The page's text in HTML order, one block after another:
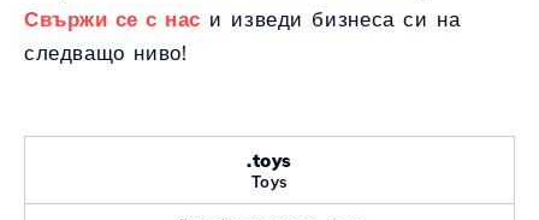
Свържи се с нас и изведи бизнеса си на
следващо ниво!
.toys
Toys